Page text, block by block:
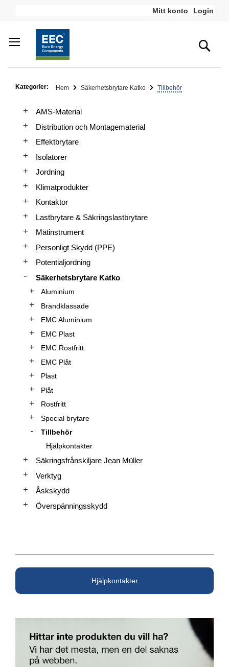
Mitt konto Login
Kategorier: Hem Säkerhetsbrytare Katko Tillbehör
Hjälpkontakter
AMS-Material
Distribution och Montagematerial
Effektbrytare
Isolatorer
Jordning
Klimatprodukter
Kontaktor
Lastbrytare & Säkringslastbrytare
Mätinstrument
Personligt Skydd (PPE)
Potentialjordning
Säkerhetsbrytare Katko
Aluminium
Brandklassade
EMC Aluminium
EMC Plast
EMC Rostfritt
EMC Plåt
Plast
Plåt
Rostfritt
Special brytare
Tillbehör
Hjälpkontakter
Säkringsfrånskiljare Jean Müller
Verktyg
Åskskydd
Överspänningsskydd